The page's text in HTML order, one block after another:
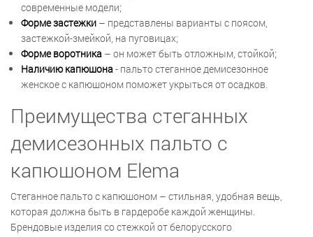
современные модели;
Форме застежки – представлены варианты с поясом,
застежкой-змейкой, на пуговицах;
Форме воротника – он может быть отложным, стойкой;
Наличию капюшона- пальто стеганное демисезонное
женское с капюшоном поможет укрыться от осадков.
Преимущества стеганных
демисезонных пальто с
капюшоном Elema
Стеганное пальто с капюшоном – стильная, удобная вещь,
которая должна быть в гардеробе каждой женщины.
Брендовые изделия со стежкой от белорусского